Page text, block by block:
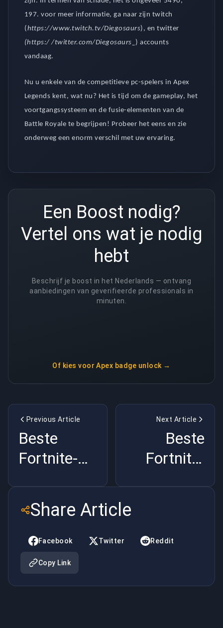
197. voor meer informatie, ga naar zijn twitch
( https://www.twitch.tv/Diegosaurs), en twitter
(https:/ /twitter.com/Diegosaurs_ ) accounts
vandaag.
Nu u enkele van de competitieve pc-spelers in Apex
Legends kent, wat nu? Het is tijd om de gameplay, het
voortgangssysteem en de fusie-elementen van de
Battle Royale te begrijpen! Probeer het eens en zie
onderweg een enorm verschil met uw ervaring.
Een Boost nodig?
Vertel ons wat je nodig
hebt
Beschrijf je boost in het Nederlands — ontvang
aanbiedingen van geverifieerde professionals in
minuten.
Of kies voor Apex badge unlock →
Previous Article
Beste
Fortnite-
2020
Next Article
Beste
Fortnite-
Share Article
Facebook Twitter Reddit
Copy Link